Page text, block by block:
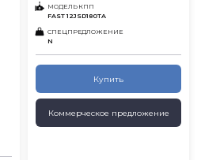
МОДЕЛЬ КПП
FAST 12JSD180TA
СПЕЦПРЕДЛОЖЕНИЕ
N
Купить
Коммерческое предложение